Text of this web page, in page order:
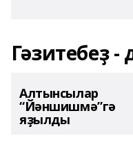
Гәзитебеҙ -
Алтынсылар
“Йәншишмә”гә
яҙылды